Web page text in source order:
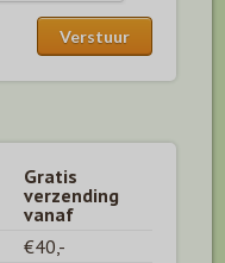
Gratis
verzending
vanaf
€40,-